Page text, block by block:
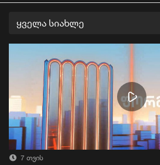
ყველა სიახლე
7 თვის